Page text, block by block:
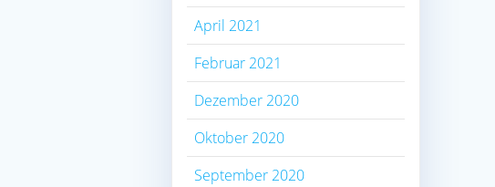
April 2021
Februar 2021
Dezember 2020
Oktober 2020
September 2020